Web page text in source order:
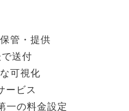
管・提供
送付
可視化
ービス
一の料金設定